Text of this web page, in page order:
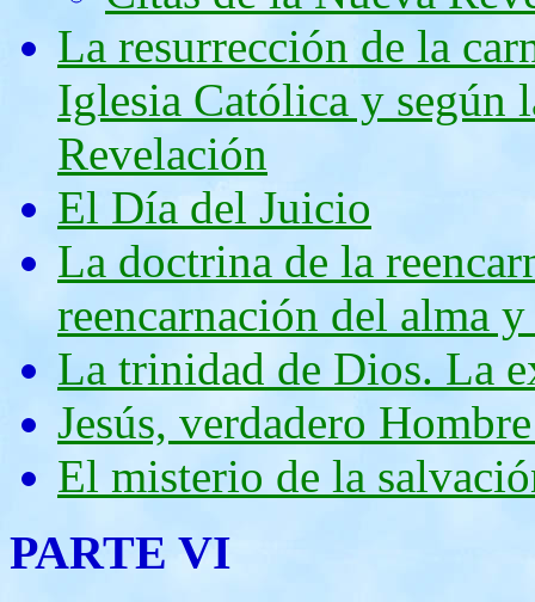
La resurrección de la
Iglesia Católica y según
Revelación
El Día del Juicio
La doctrina de la
reencarnación del alma
La trinidad de Dios. La
Jesús, verdadero
El misterio de la
PARTE VI